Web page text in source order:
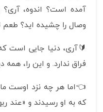
آمده است؟ اندوه،
وصال را چشیده اید؟ طعم
🔰آری، دنیا جایی است
فراق ندارد. و این را،
👈اما هر چه نزد اوست
که به او رسیدند و «عند